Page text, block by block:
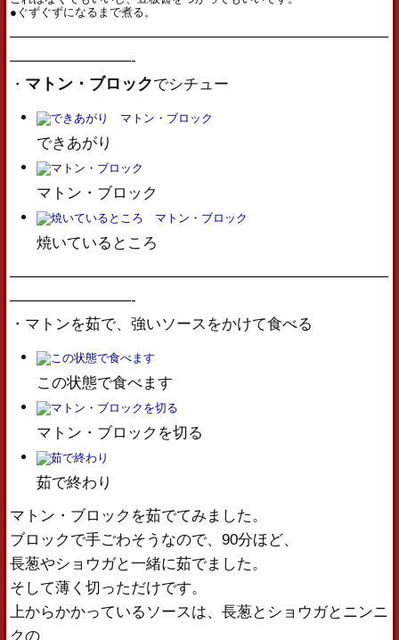
●ぐずぐずになるまで煮る。
—————————————————————————
————————-
・ マトン・ブロックでシチュー
できあがり
マトン・ブロック
焼いているところ
—————————————————————————
————————-
・マトンを茹で、強いソースをかけて食べる
この状態で食べます
マトン・ブロックを切る
茹で終わり
マトン・ブロックを茹でてみました。
ブロックで手ごわそうなので、90分ほど、
長葱やショウガと一緒に茹でました。
そして薄く切っただけです。
上からかかっているソースは、長葱とショウガとニンニ
クの